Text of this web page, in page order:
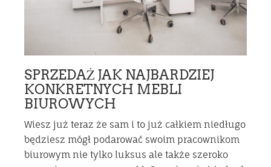
SPRZEDAŻ JAK NAJBARDZIEJ
KONKRETNYCH MEBLI
BIUROWYCH
Wiesz już teraz że sam i to już całkiem niedługo
będziesz mógł podarować swoim pracownikom
biurowym nie tylko luksus ale także szeroko